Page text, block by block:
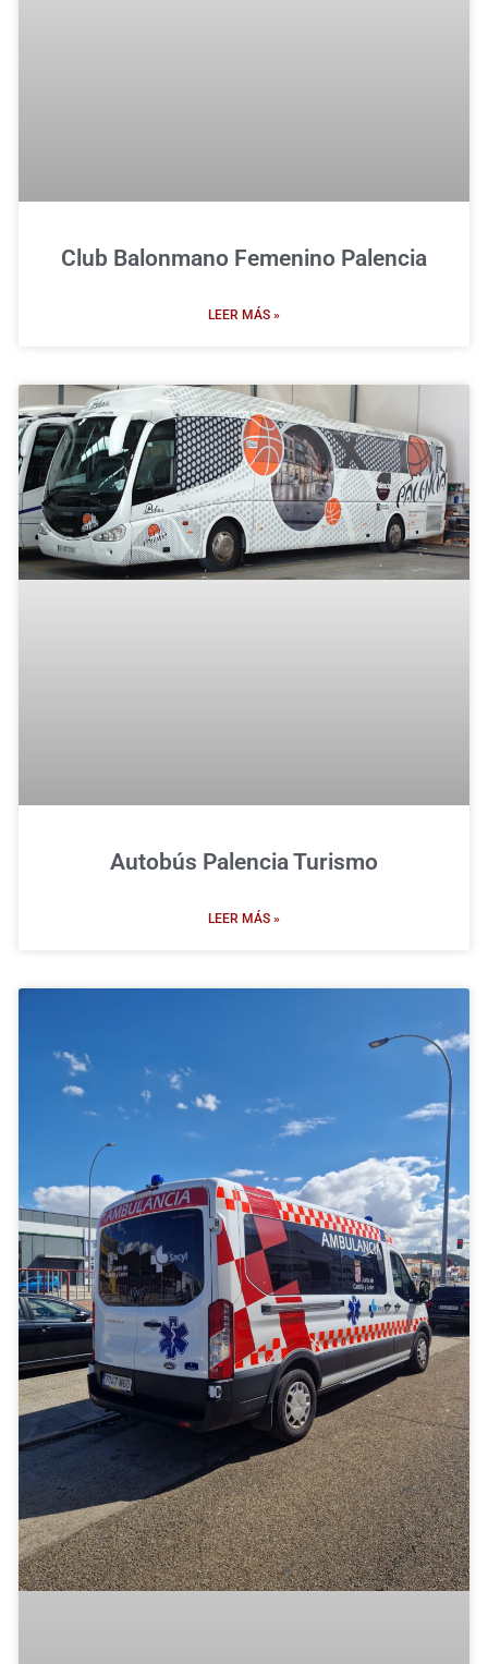
Club Balonmano Femenino Palencia
LEER MÁS »
Autobús Palencia Turismo
LEER MÁS »